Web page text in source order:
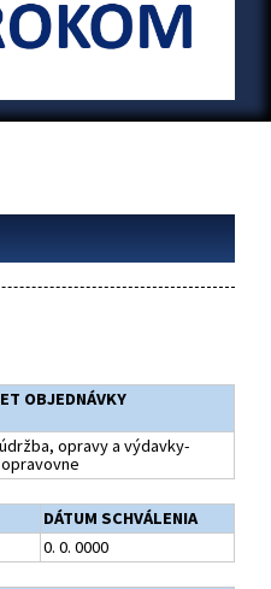
OBJEDNÁVKY
opravy a výdavky-
DÁTUM SCHVÁLENIA
0. 0. 0000